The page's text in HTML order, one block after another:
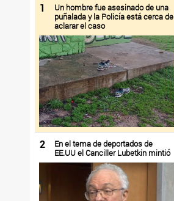
1
Un hombre fue asesinado de una
puñalada y la Policía está cerca de
aclarar el caso
2
En el tema de deportados de
EE.UU el Canciller Lubetkin mintió